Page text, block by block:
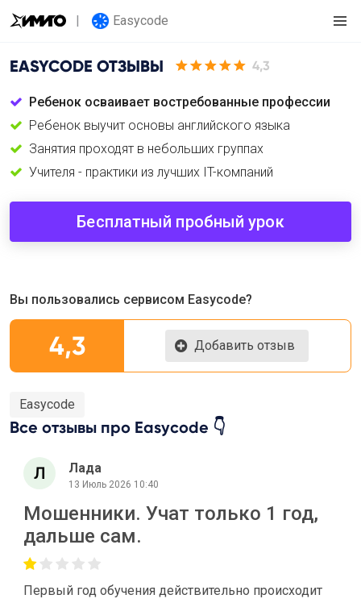
Easycode
EASYCODE ОТЗЫВЫ 4,3
Ребенок осваивает востребованные профессии
Ребенок выучит основы английского языка
Занятия проходят в небольших группах
Учителя - практики из лучших IT-компаний
Бесплатный пробный урок
Вы пользовались сервисом Easycode?
4,3 Добавить отзыв
Easycode
Все отзывы про Easycode 👇
Лада
13 Июль 2026 10:40
Мошенники. Учат только 1 год,
дальше сам.
Первый год обучения действительно происходит